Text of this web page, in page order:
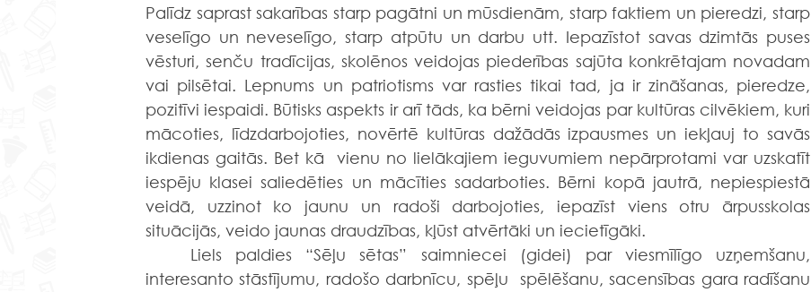
Palīdz saprast sakarības starp pagātni un mūsdienām, starp faktiem un pieredzi, starp
veselīgo un neveselīgo, starp atpūtu un darbu utt. Iepazīstot savas dzimtās puses
vēsturi, senču tradīcijas, skolēnos veidojas piederības sajūta konkrētajam novadam
vai pilsētai. Lepnums un patriotisms var rasties tikai tad, ja ir zināšanas, pieredze,
pozitīvi iespaidi. Būtisks aspekts ir arī tāds, ka bērni veidojas par kultūras cilvēkiem, kuri
mācoties, līdzdarbojoties, novērtē kultūras dažādās izpausmes un iekļauj to savās
ikdienas gaitās. Bet kā  vienu no lielākajiem ieguvumiem nepārprotami var uzskatīt
iespēju klasei saliedēties un mācīties sadarboties. Bērni kopā jautrā, nepiespiestā
veidā, uzzinot ko jaunu un radoši darbojoties, iepazīst viens otru ārpusskolas
situācijās, veido jaunas draudzības, kļūst atvērtāki un iecietīgāki.
interesanto stāstījumu, radošo darbnīcu, spēļu  spēlēšanu, sacensības gara radīšanu